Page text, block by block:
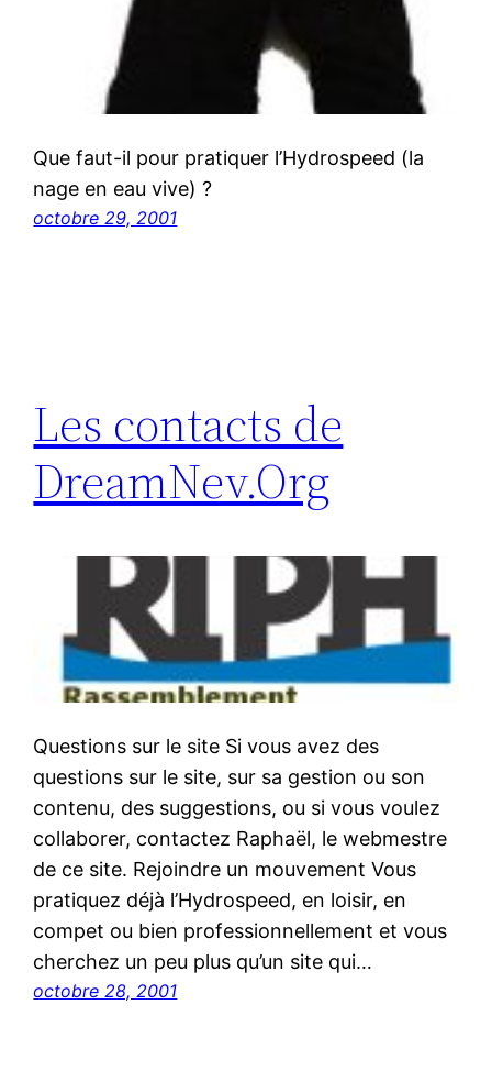
Que faut-il pour pratiquer l’Hydrospeed (la
nage en eau vive) ?
octobre 29, 2001
Les contacts de
DreamNev.Org
Questions sur le site Si vous avez des
questions sur le site, sur sa gestion ou son
contenu, des suggestions, ou si vous voulez
collaborer, contactez Raphaël, le webmestre
de ce site. Rejoindre un mouvement Vous
pratiquez déjà l’Hydrospeed, en loisir, en
compet ou bien professionnellement et vous
cherchez un peu plus qu’un site qui…
octobre 28, 2001